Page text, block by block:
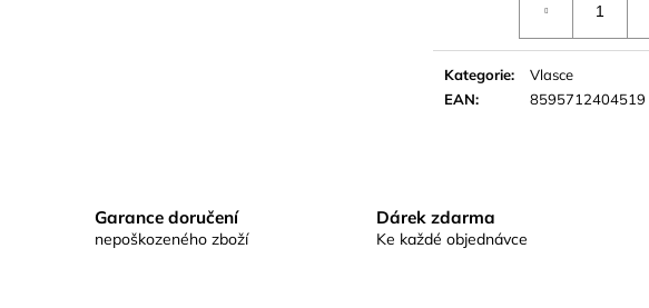
Kategorie:
Vlasce
EAN: 8595712404519
Garance doručení
nepoškozeného zboží
Dárek zdarma
Ke každé objednávce
KAPROVÁ SMĚS RICHARDKA